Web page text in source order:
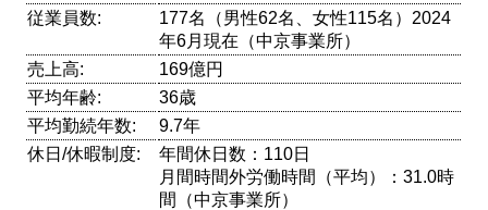
従業員数:
177名（男性62名、女性115名）2024
年6月現在（中京事業所）
売上高:
169億円
平均年齢:
36歳
平均勤続年数:
9.7年
休日/休暇制度:
年間休日数：110日
月間時間外労働時間（平均）：31.0時
間（中京事業所）